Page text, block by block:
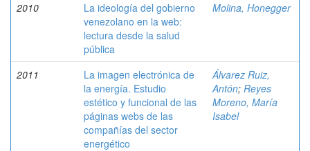
2010
La ideología del gobierno
venezolano en la web:
lectura desde la salud
pública
Molina, Honegger
2011
La imagen electrónica de
la energía. Estudio
estético y funcional de las
páginas webs de las
compañías del sector
energético
Álvarez Ruiz,
Antón; Reyes
Moreno, María
Isabel